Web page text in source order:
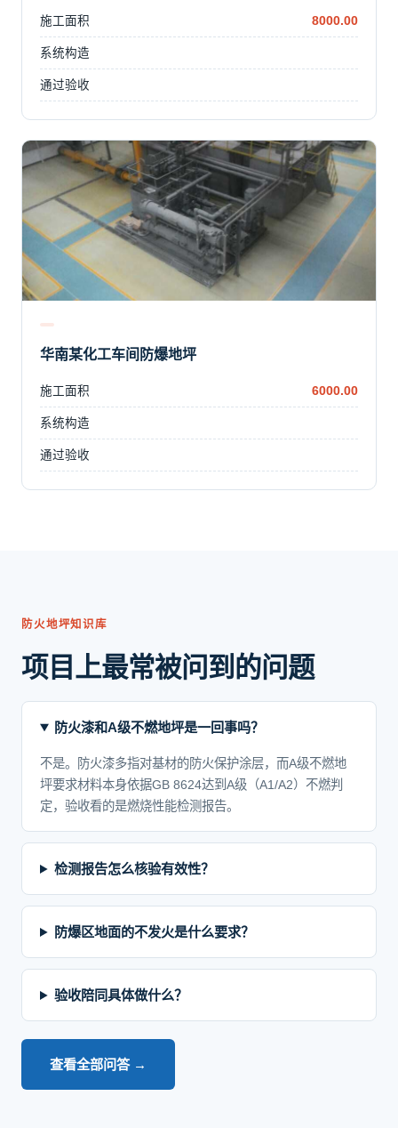
施工面积 8000.00
系统构造
通过验收
华南某化工车间防爆地坪
施工面积 6000.00
系统构造
通过验收
防火地坪知识库
项目上最常被问到的问题
防火漆和A级不燃地坪是一回事吗？
不是。防火漆多指对基材的防火保护涂层，而A级不燃地
坪要求材料本身依据GB 8624达到A级（A1/A2）不燃判
定，验收看的是燃烧性能检测报告。
检测报告怎么核验有效性？
防爆区地面的不发火是什么要求？
验收陪同具体做什么？
查看全部问答 →